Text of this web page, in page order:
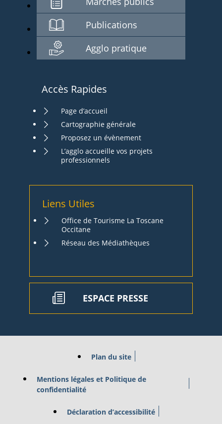
Publications
Agglo pratique
Accès Rapides
Page d’accueil
Cartographie générale
Proposez un évènement
L’agglo accueille vos projets
professionnels
Liens Utiles
Office de Tourisme La Toscane
Occitane
Réseau des Médiathèques
ESPACE PRESSE
Plan du site
Mentions légales et Politique de
confidentialité
Déclaration d’accessibilité